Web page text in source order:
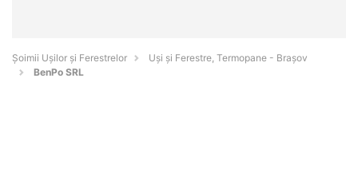
Șoimii Ușilor și Ferestrelor
Uși și Ferestre, Termopane - Braşov
BenPo SRL